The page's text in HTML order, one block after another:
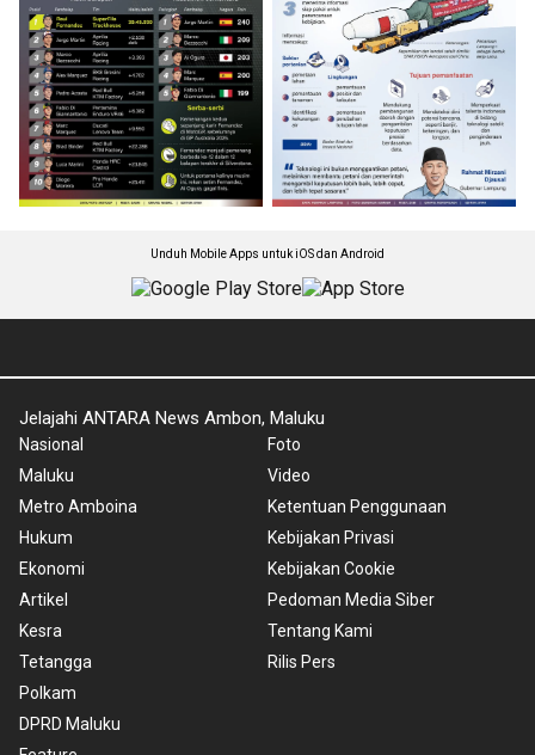
Unduh Mobile Apps untuk iOS dan Android
Jelajahi ANTARA News Ambon, Maluku
Nasional
Maluku
Metro Amboina
Hukum
Ekonomi
Artikel
Kesra
Tetangga
Polkam
DPRD Maluku
Foto
Video
Ketentuan Penggunaan
Kebijakan Privasi
Kebijakan Cookie
Pedoman Media Siber
Tentang Kami
Rilis Pers